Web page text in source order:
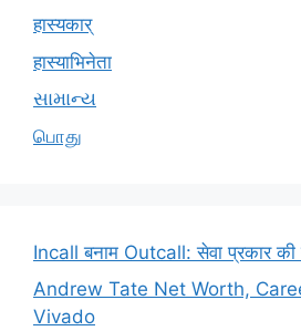
हास्यकार्
हास्याभिनेता
સામાન્ય
பொது
Incall बनाम Outcall: सेवा प्रकार की
Andrew Tate Net Worth,
Vivado